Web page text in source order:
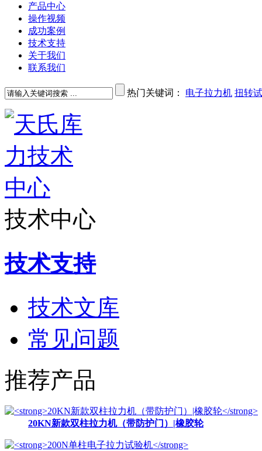
产品中心
操作视频
成功案例
技术支持
关于我们
联系我们
热门关键词： 电子拉力机 扭转
技术中心
技术支持
技术文库
常见问题
推荐产品
20KN新款双柱拉力机（带防护门）|橡胶轮